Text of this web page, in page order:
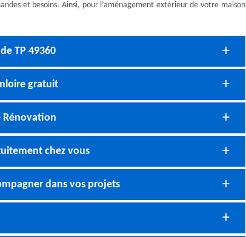
et besoins. Ainsi, pour l’aménagement extérieur de votre maison
TP 49360
gratuit
Rénovation
chez vous
dans vos projets